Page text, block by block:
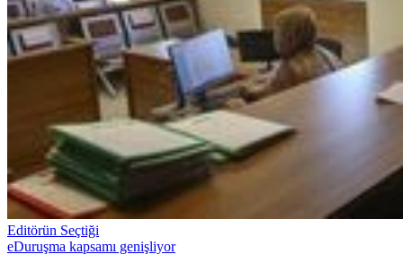
Editörün Seçtiği
eDuruşma kapsamı genişliyor